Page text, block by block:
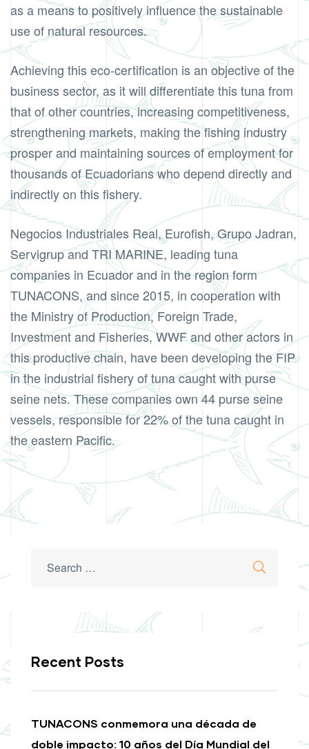
as a means to positively influence the sustainable
use of natural resources.
Achieving this eco-certification is an objective of the
business sector, as it will differentiate this tuna from
that of other countries, increasing competitiveness,
strengthening markets, making the fishing industry
prosper and maintaining sources of employment for
thousands of Ecuadorians who depend directly and
indirectly on this fishery.
Negocios Industriales Real, Eurofish, Grupo Jadran,
Servigrup and TRI MARINE, leading tuna
companies in Ecuador and in the region form
TUNACONS, and since 2015, in cooperation with
the Ministry of Production, Foreign Trade,
Investment and Fisheries, WWF and other actors in
this productive chain, have been developing the FIP
in the industrial fishery of tuna caught with purse
seine nets. These companies own 44 purse seine
vessels, responsible for 22% of the tuna caught in
the eastern Pacific.
Search
Recent Posts
TUNACONS conmemora una década de
doble impacto: 10 años del Día Mundial del